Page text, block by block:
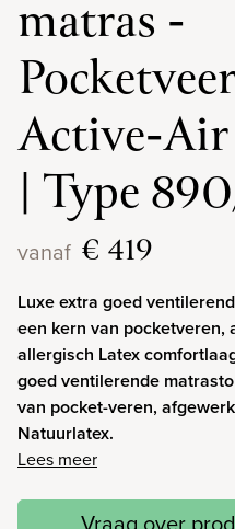
matras -
Active-
| Type
vanaf € 419
Luxe extra goed
een kern van pocketveren,
allergisch Latex
goed ventilerende
van pocket-veren,
Natuurlatex.
Lees meer